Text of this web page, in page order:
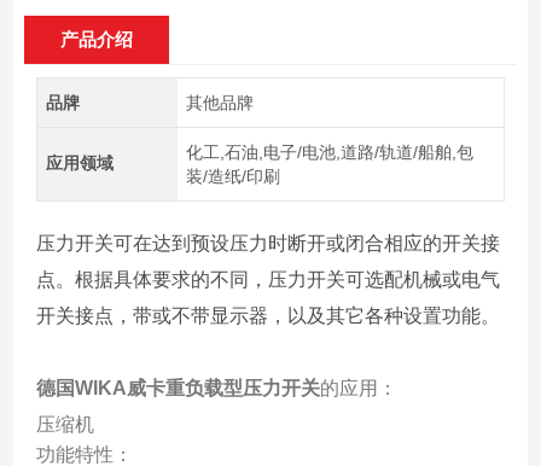
产品介绍
品牌 其他品牌
应用领域
化工,石油,电子/电池,道路/轨道/船舶,包
装/造纸/印刷
压力开关可在达到预设压力时断开或闭合相应的开关接
点。根据具体要求的不同，压力开关可选配机械或电气
开关接点，带或不带显示器，以及其它各种设置功能。
德国WIKA威卡重负载型压力开关的应用：
压缩机
功能特性：